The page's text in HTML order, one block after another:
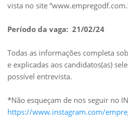
vista no site
Período da vaga: 21/02/24
Todas as informações completa
e explicadas aos candidatos(as)
possível entrevista.
*Não esqueçam de nos seguir no
https://www.instagram.com/